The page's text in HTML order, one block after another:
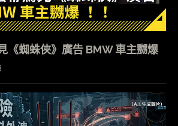
《蜘蛛俠》廣告 BMW 車主嬲爆